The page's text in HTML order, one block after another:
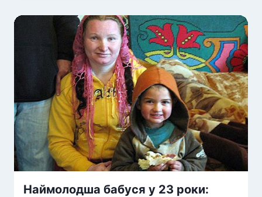
Наймолодша бабуся у 23 роки: